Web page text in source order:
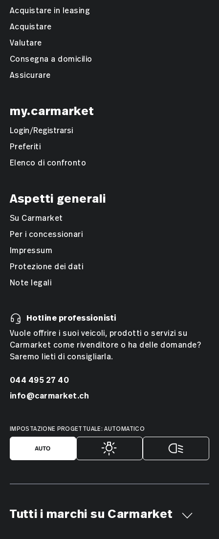
Acquistare in leasing
Acquistare
Valutare
Consegna a domicilio
Assicurare
my.carmarket
Login/Registrarsi
Preferiti
Elenco di confronto
Aspetti generali
Su Carmarket
Per i concessionari
Impressum
Protezione dei dati
Note legali
Hotline professionisti
Vuole offrire i suoi veicoli, prodotti o servizi su
Carmarket come rivenditore o ha delle domande?
Saremo lieti di consigliarla.
044 495 27 40
info@carmarket.ch
IMPOSTAZIONE PROGETTUALE: AUTOMATICO
Tutti i marchi su Carmarket